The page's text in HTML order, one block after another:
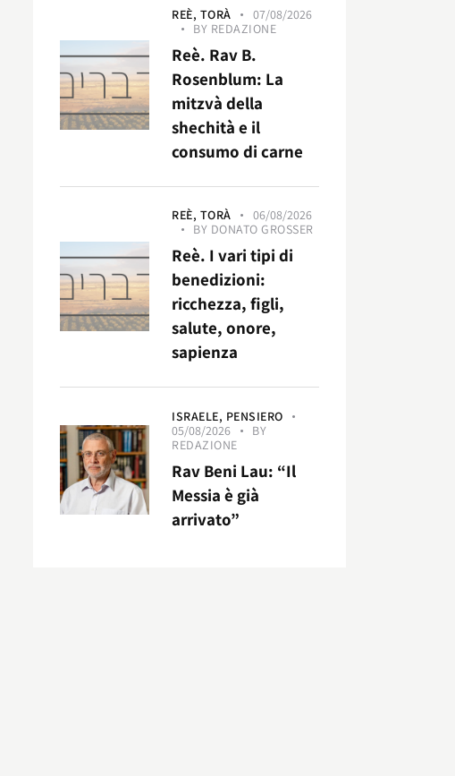
REÈ, TORÀ
07/08/2026
BY REDAZIONE
Reè. Rav B.
Rosenblum: La
mitzvà della
shechità e il
consumo di carne
REÈ, TORÀ
06/08/2026
BY DONATO GROSSER
Reè. I vari tipi di
benedizioni:
ricchezza, figli,
salute, onore,
sapienza
ISRAELE, PENSIERO
05/08/2026
BY
REDAZIONE
Rav Beni Lau: “Il
Messia è già
arrivato”